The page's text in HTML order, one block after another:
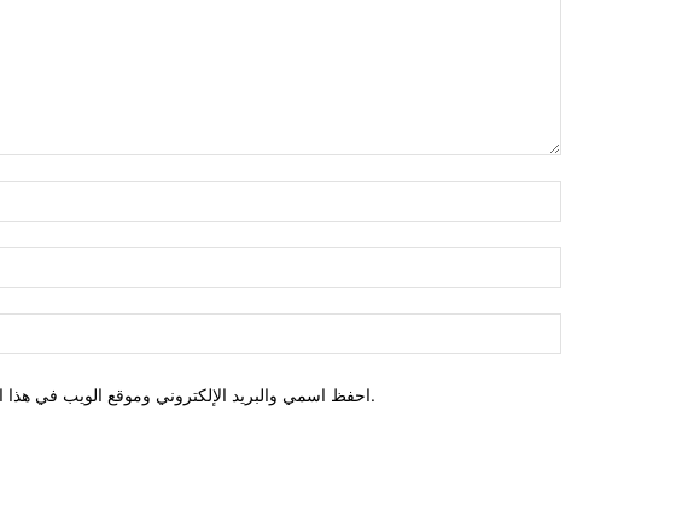
احفظ اسمي والبريد الإلكتروني وموقع الويب في هذا المتصفح للمرة الأولى التي أعلق فيها.